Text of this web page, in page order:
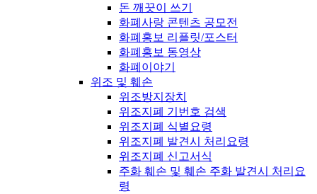
돈 깨끗이 쓰기
화폐사랑 콘텐츠 공모전
화폐홍보 리플릿/포스터
화폐홍보 동영상
화폐이야기
위조 및 훼손
위조방지장치
위조지폐 기번호 검색
위조지폐 식별요령
위조지폐 발견시 처리요령
위조지폐 신고서식
주화 훼손 및 훼손 주화 발견시 처리요
령